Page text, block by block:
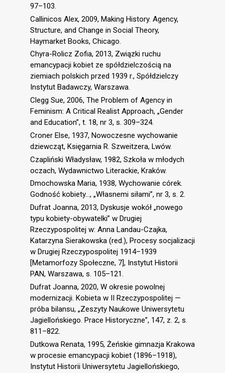
97–103.
Callinicos Alex, 2009, Making History. Agency,
Structure, and Change in Social Theory,
Haymarket Books, Chicago.
Chyra-Rolicz Zofia, 2013, Związki ruchu
emancypacji kobiet ze spółdzielczością na
ziemiach polskich przed 1939 r., Spółdzielczy
Instytut Badawczy, Warszawa.
Clegg Sue, 2006, The Problem of Agency in
Feminism: A Critical Realist Approach, „Gender
and Education”, t. 18, nr 3, s. 309–324.
Croner Else, 1937, Nowoczesne wychowanie
dziewcząt, Księgarnia R. Szweitzera, Lwów.
Czapliński Władysław, 1982, Szkoła w młodych
oczach, Wydawnictwo Literackie, Kraków.
Dmochowska Maria, 1938, Wychowanie córek.
Godność kobiety…, „Własnemi siłami”, nr 3, s. 2.
Dufrat Joanna, 2013, Dyskusje wokół „nowego
typu kobiety-obywatelki” w Drugiej
Rzeczypospolitej w: Anna Landau-Czajka,
Katarzyna Sierakowska (red.), Procesy socjalizacji
w Drugiej Rzeczypospolitej 1914–1939
[Metamorfozy Społeczne, 7], Instytut Historii
PAN, Warszawa, s. 105–121.
Dufrat Joanna, 2020, W okresie powolnej
modernizacji. Kobieta w II Rzeczypospolitej —
próba bilansu, „Zeszyty Naukowe Uniwersytetu
Jagiellońskiego. Prace Historyczne”, 147, z. 2, s.
811–822.
Dutkowa Renata, 1995, Żeńskie gimnazja Krakowa
w procesie emancypacji kobiet (1896–1918),
Instytut Historii Uniwersytetu Jagiellońskiego,